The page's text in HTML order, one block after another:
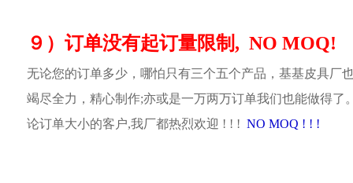
９）订单没有起订量限制, NO MOQ!
无论您的订单多少，哪怕只有三个五个产品，基基皮具厂
竭尽全力，精心制作;亦或是一万两万订单我们也能做得了
论订单大小的客户,我厂都热烈欢迎 ! ! ! NO MOQ ! ! !